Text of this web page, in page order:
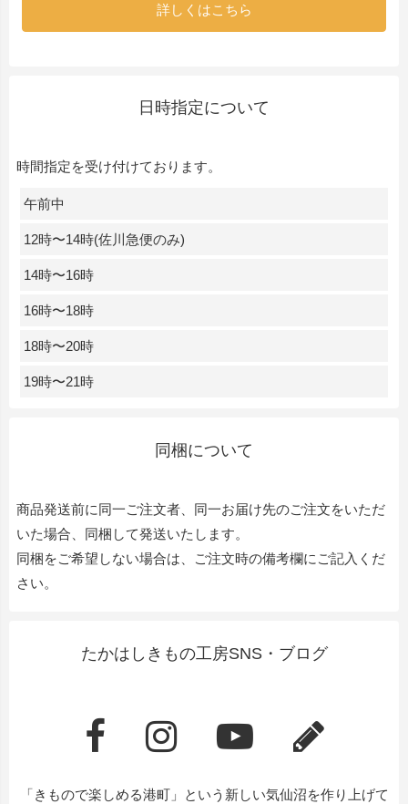
詳しくはこちら
日時指定について
時間指定を受け付けております。
午前中
12時〜14時(佐川急便のみ)
14時〜16時
16時〜18時
18時〜20時
19時〜21時
同梱について
商品発送前に同一ご注文者、同一お届け先のご注文をいただ
いた場合、同梱して発送いたします。
同梱をご希望しない場合は、ご注文時の備考欄にご記入くだ
さい。
たかはしきもの工房SNS・ブログ
「きもので楽しめる港町」という新しい気仙沼を作り上げて